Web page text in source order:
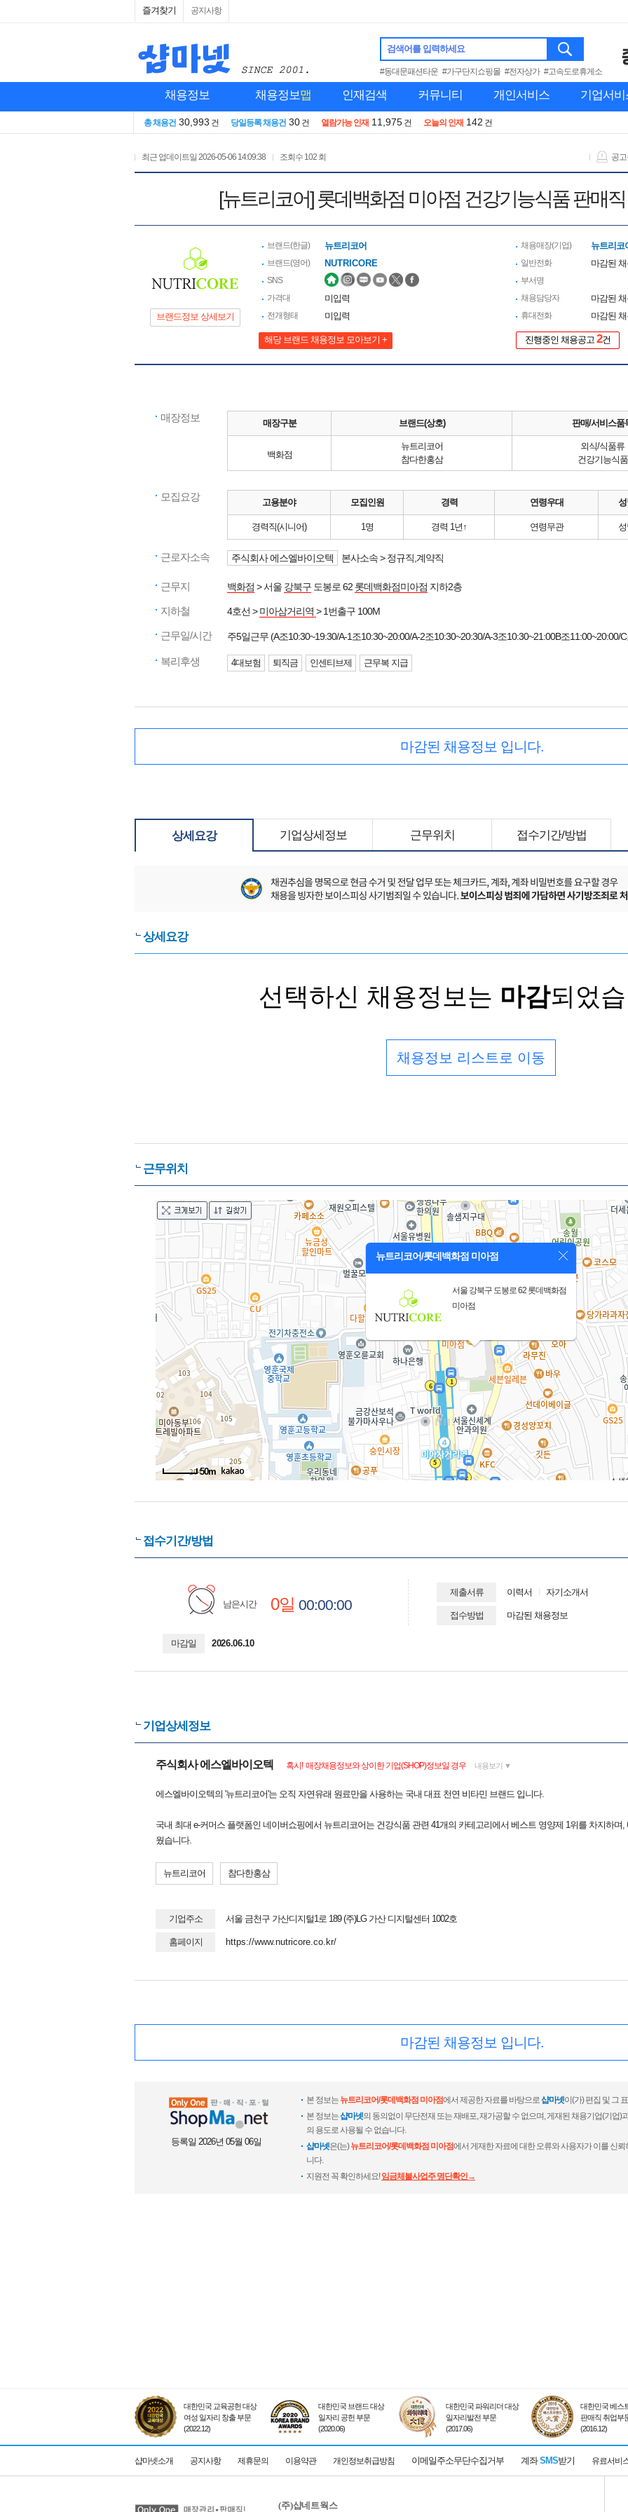
즐겨찾기 공지사항
검색어를 입력하세요
#동대문패션타운 #가구단지쇼핑몰 #전자상가 #고속도로휴게소
채용정보 채용정보맵 인재검색 커뮤니티 개인서비스 기업서비
총 채용건 30,993 건 당일등록 채용건 30 건 열람가능 인재 11,975 건 오늘의 인재 142 건
최근 업데이트일 2026-05-06 14:09:38 조회수 102 회 공
[뉴트리코어] 롯데백화점 미아점 건강기능식품 판매
브랜드정보 상세보기
브랜드(한글) 뉴트리코어
브랜드(영어) NUTRICORE
SNS
가격대
미입력
전개형태 미입력
해당 브랜드 채용정보 모아보기 +
채용매장(기업) 뉴트리코
일반전화 마감된
부서명
채용담당자
마감된
휴대전화 마감된
진행중인 채용공고 2건
매장정보 매장구분 브랜드(상호) 판매/서비스품
백화점
뉴트리코어
참다한홍삼
외식/식품류
건강기능식품
모집요강 고용분야 모집인원 경력 연령우대
경력직(시니어) 1명 경력 1년↑ 연령무관
근로자소속 주식회사 에스엘바이오텍 본사소속 > 정규직,계약직
근무지 백화점 > 서울 강북구 도봉로 62 롯데백화점미아점 지하2층
지하철 4호선 >미아삼거리역 > 1번출구 100M
근무일/시간 주5일근무 (A조10:30~19:30/A-1조10:30~20:00/A-2조10:30~20:30/A-3조10:30~21:00B조11:00~20:00/
복리후생 4대보험 퇴직금 인센티브제 근무복 지급
마감된 채용정보 입니다.
상세요강 기업상세정보 근무위치 접수기간/방법
상세요강
선택하신 채용정보는 마감되었
채용정보 리스트로 이동
근무위치
뉴트리코어/롯데백화점 미아점
서울 강북구 도봉로 62 롯데백화점
미아점
50m
접수기간/방법
남은시간 0일 00:00:00
마감일 2026.06.10
제출서류 이력서 자기소개서
접수방법 마감된 채용정보
기업상세정보
주식회사 에스엘바이오텍 혹시! 매장채용정보와 상이한 기업(SHOP)정보일 경우 내용보기 ▼
에스엘바이오텍의 '뉴트리코어'는 오직 자연유래 원료만을 사용하는 국내 대표 천연 비타민 브랜드 입니다.
국내 최대 e-커머스 플랫폼인 네이버쇼핑에서 뉴트리코어는 건강식품 관련 41개의 카테고리에서 베스트 영양제 1위를 차지하며
웠습니다.
뉴트리코어 참다한홍삼
기업주소 서울 금천구 가산디지털1로 189 (주)LG 가산 디지털센터 1002호
홈페이지 https://www.nutricore.co.kr/
마감된 채용정보 입니다.
등록일 2026년 05월 06일
본 정보는 뉴트리코어/롯데백화점 미아점에서 제공한 자료를 바탕으로샵마넷이(가) 편집 및 그
본 정보는샵마넷의 동의없이 무단전재 또는 재배포, 재가공할 수 없으며, 게재된 채용기업(기업)
의 용도로 사용될 수 없습니다.
샵마넷은(는)뉴트리코어/롯데백화점 미아점에서 게재한 자료에 대한 오류와 사용자가 이를 신
니다.
지원전 꼭 확인하세요!임금체불사업주 명단확인→
대한민국 교육공헌 대상
여성 일자리 창출 부문
(2022.12)
대한민국 브랜드 대상
일자리 공헌 부문
(2020.06)
대한민국 파워리더 대상
일자리발전 부문
(2017.06)
대한민국 베스
판매직 취업부
(2016.12)
샵마넷소개 공지사항 제휴문의 이용약관 개인정보취급방침 이메일주소무단수집거부 계좌SMS받기 유료서비
(주)샵네트웍스